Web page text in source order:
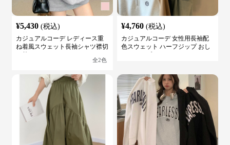
¥5,430 (税込)
カジュアルコーデ レディース重
ね着風スウェット長袖シャツ襟切
全2色
¥4,760 (税込)
カジュアルコーデ 女性用長袖配
色スウェット ハーフジップ おし